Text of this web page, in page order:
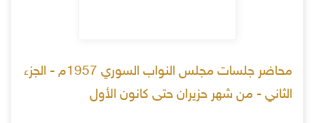
محاضر جلسات مجلس النواب السوري 1957م - الجزء
الثاني - من شهر حزيران حتى كانون الأول